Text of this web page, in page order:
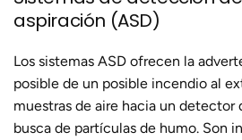
aspiración (ASD)
Los sistemas ASD ofrecen la
posible de un posible incendio al
muestras de aire hacia un detector
busca de partículas de humo. Son